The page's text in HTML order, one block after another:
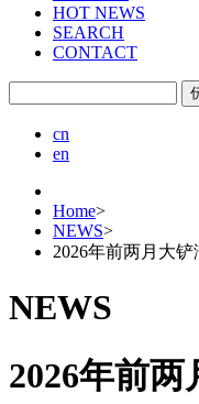
HOT NEWS
SEARCH
CONTACT
cn
en
Home>
NEWS>
2026年前两月大
NEWS
2026年前